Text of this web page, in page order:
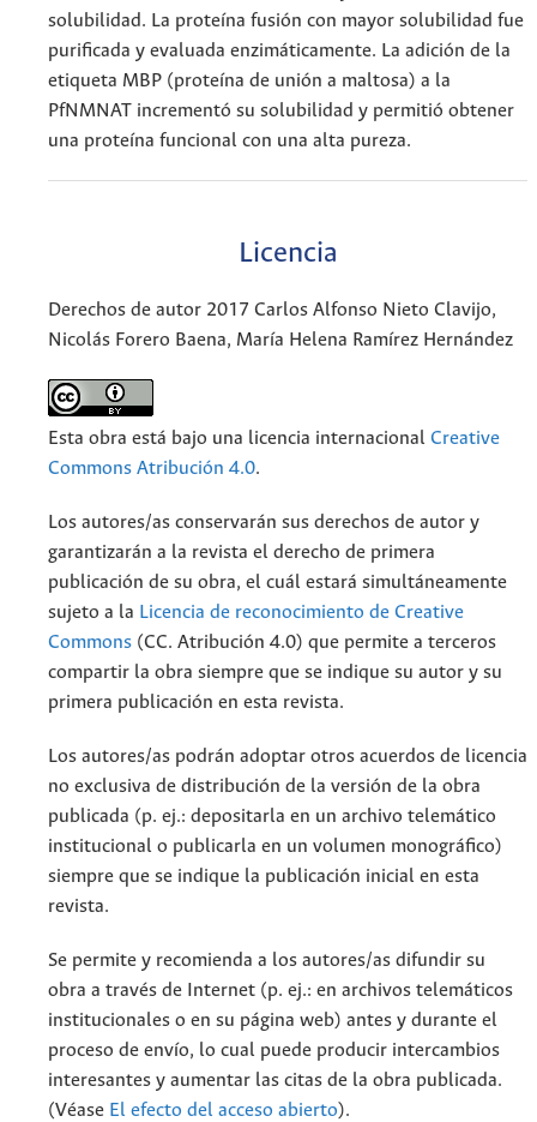
solubilidad. La proteína fusión con mayor solubilidad fue
purificada y evaluada enzimáticamente. La adición de la
etiqueta MBP (proteína de unión a maltosa) a la
PfNMNAT incrementó su solubilidad y permitió obtener
una proteína funcional con una alta pureza.
Licencia
Derechos de autor 2017 Carlos Alfonso Nieto Clavijo,
Nicolás Forero Baena, María Helena Ramírez Hernández
Esta obra está bajo una licencia internacional Creative
Commons Atribución 4.0.
Los autores/as conservarán sus derechos de autor y
garantizarán a la revista el derecho de primera
publicación de su obra, el cuál estará simultáneamente
sujeto a la Licencia de reconocimiento de Creative
Commons (CC. Atribución 4.0) que permite a terceros
compartir la obra siempre que se indique su autor y su
primera publicación en esta revista.
Los autores/as podrán adoptar otros acuerdos de licencia
no exclusiva de distribución de la versión de la obra
publicada (p. ej.: depositarla en un archivo telemático
institucional o publicarla en un volumen monográfico)
siempre que se indique la publicación inicial en esta
revista.
Se permite y recomienda a los autores/as difundir su
obra a través de Internet (p. ej.: en archivos telemáticos
institucionales o en su página web) antes y durante el
proceso de envío, lo cual puede producir intercambios
interesantes y aumentar las citas de la obra publicada.
(Véase El efecto del acceso abierto).